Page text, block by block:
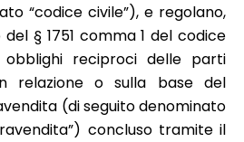
“codice civile”), e regolano,
§ 1751 comma 1 del codice
reciproci delle parti
relazione o sulla base del
(di seguito denominato
concluso tramite il